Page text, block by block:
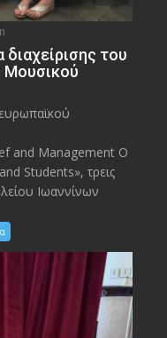
του
Μουσικού
and Management O
Students», τρεις
Ιωαννίνων